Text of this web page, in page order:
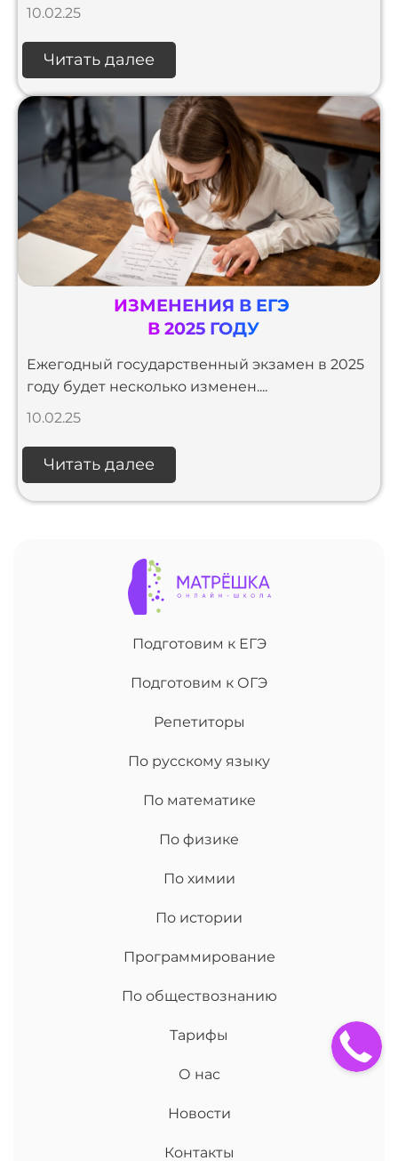
10.02.25
Читать далее
ИЗМЕНЕНИЯ В ЕГЭ
В 2025 ГОДУ
Ежегодный государственный экзамен в 2025
году будет несколько изменен....
10.02.25
Читать далее
Подготовим к ЕГЭ
Подготовим к ОГЭ
Репетиторы
По русскому языку
По математике
По физике
По химии
По истории
Программирование
По обществознанию
Тарифы
О нас
Новости
Контакты